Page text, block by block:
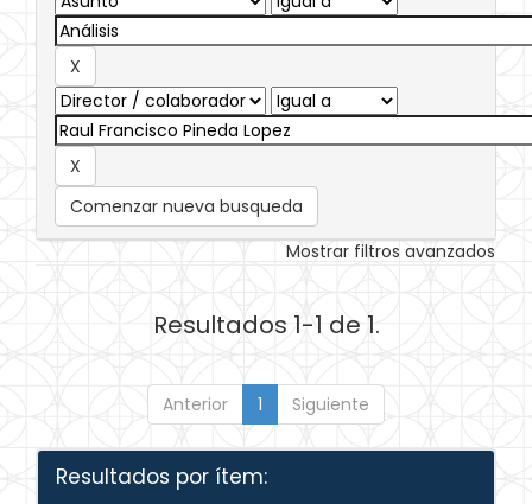
Comenzar nueva busqueda
Mostrar filtros avanzados
Resultados 1-1 de 1.
Anterior 1 Siguiente
Resultados por ítem: